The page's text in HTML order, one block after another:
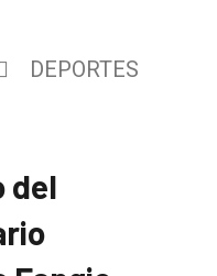
DEPORTES
del